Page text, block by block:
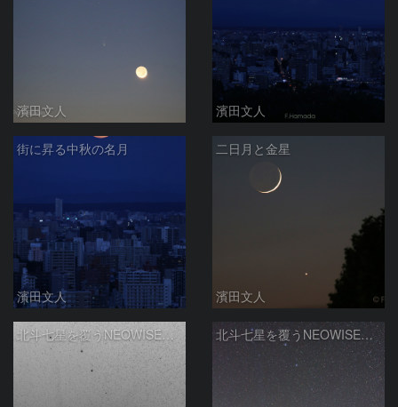
濱田文人 濱田文人
街に昇る中秋の名月
濱田文人
二日月と金星
濱田文人
北斗七星を覆うNEOWISE彗星（白黒階調反転） 北斗七星を覆うNEOWISE彗星